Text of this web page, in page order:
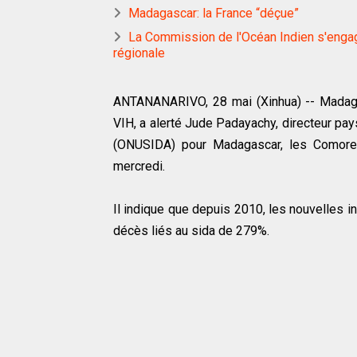
Madagascar: la France “déçue”
La Commission de l'Océan Indien
régionale
ANTANANARIVO, 28 mai (Xinhua) --
VIH, a alerté Jude Padayachy, directeur
(ONUSIDA) pour Madagascar, les
mercredi.
Il indique que depuis 2010, les nouvelles
décès liés au sida de 279%.